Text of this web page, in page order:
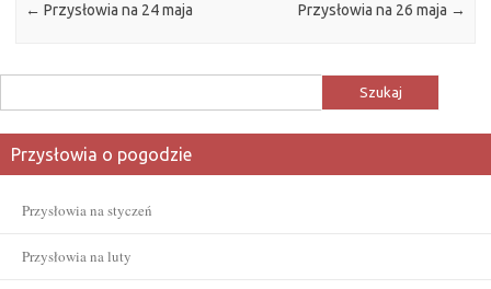
← Przysłowia na 24 maja Przysłowia na 26 maja →
Przysłowia o pogodzie
Przysłowia na styczeń
Przysłowia na luty